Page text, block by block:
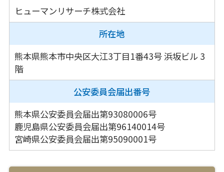
ヒューマンリサーチ株式会社
所在地
熊本県熊本市中央区大江3丁目1番43号浜坂ビル 3
階
公安委員会届出番号
熊本県公安委員会届出第93080006号
鹿児島県公安委員会届出第96140014号
宮崎県公安委員会届出第95090001号